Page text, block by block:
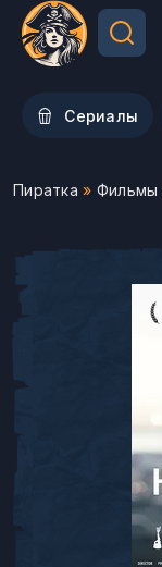
Сериалы
Пиратка » Фильмы